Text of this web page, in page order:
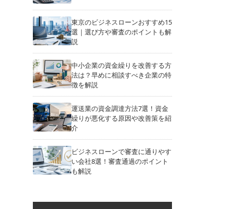
東京のビジネスローンおすすめ15
選｜選び方や審査のポイントも解
説
中小企業の資金繰りを改善する方
法は？早めに相談すべき企業の特
徴を解説
運送業の資金調達方法7選！資金
繰りが悪化する原因や改善策を紹
介
ビジネスローンで審査に通りやす
い会社8選！審査通過のポイント
も解説